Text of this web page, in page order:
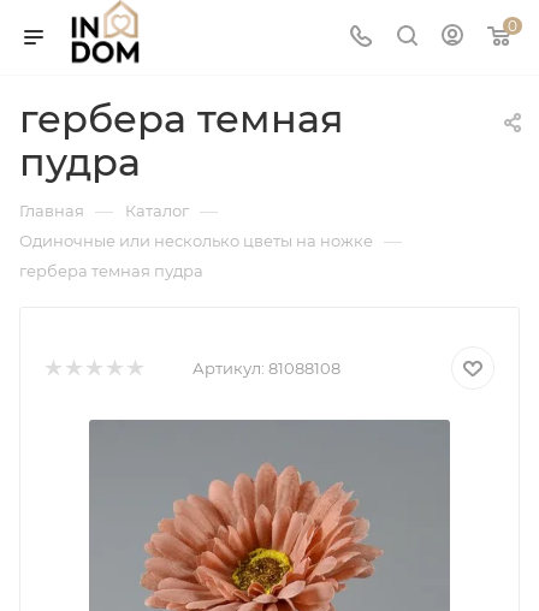
0
гербера темная
пудра
Главная — Каталог —
Одиночные или несколько цветы на ножке —
гербера темная пудра
Артикул: 81088108